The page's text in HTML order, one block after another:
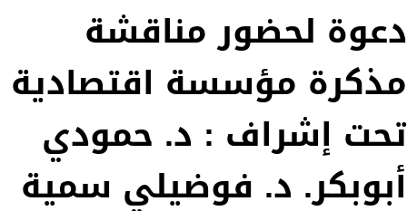
دعوة لحضور مناقشة
مذكرة مؤسسة اقتصادية
تحت إشراف : د. حمودي
أبوبكر. د. فوضيلي سمية